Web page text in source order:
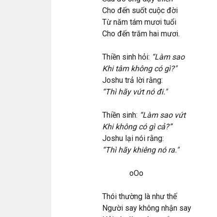
Cho đến suốt cuộc đời
Từ năm tám mươi tuổi
Cho đến trăm hai mươi.
Thiền sinh hỏi: “Làm sao
Khi tâm không có gì?"
Joshu trả lời rằng:
“Thì hãy vứt nó đi."
Thiền sinh: “Làm sao vứt
Khi không có gì cả?”
Joshu lại nói rằng:
“Thì hãy khiêng nó ra."
oOo
Thói thường là như thế
Người say không nhận say